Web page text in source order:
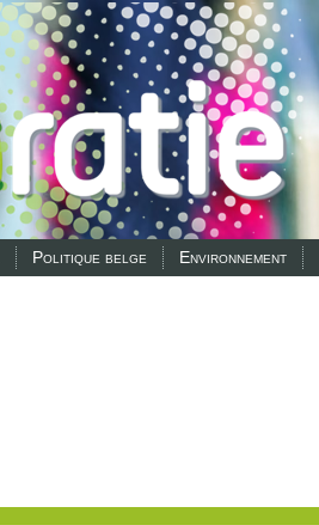
Politique belge Environnement